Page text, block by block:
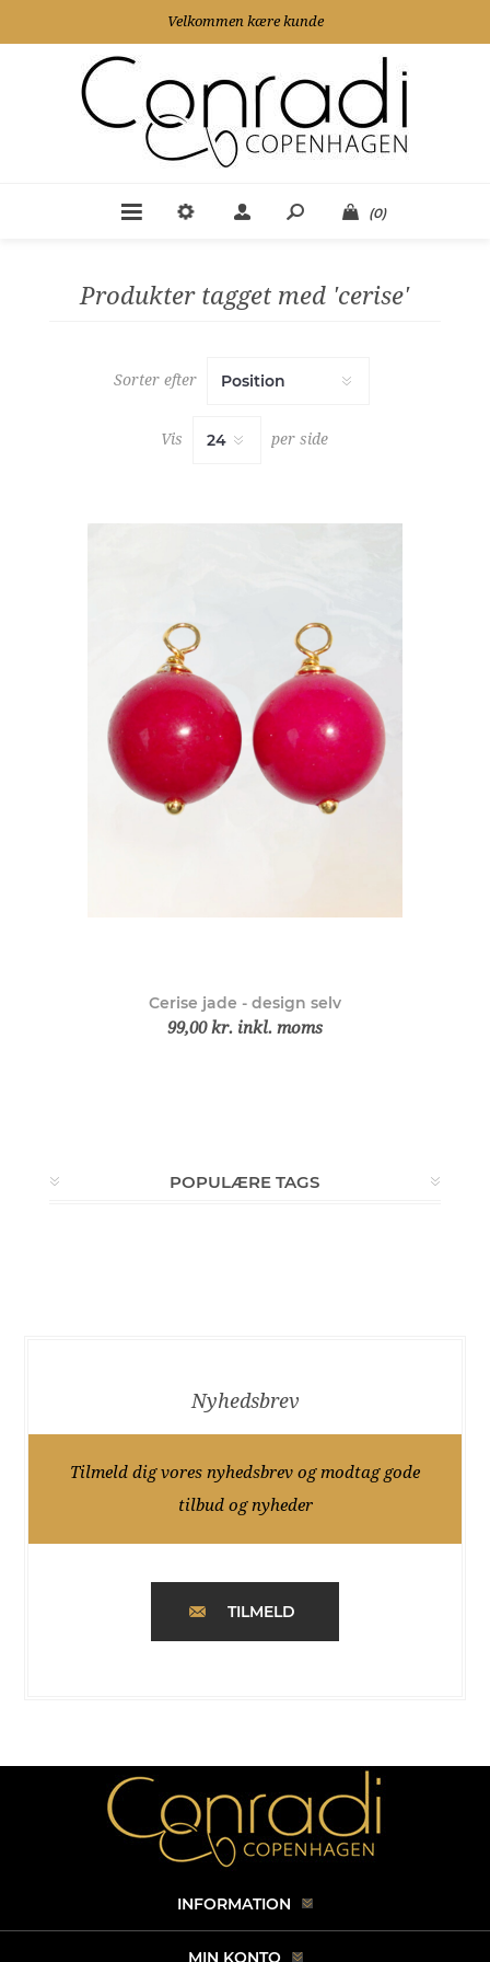
Velkommen kære kunde
(0)
Produkter tagget med 'cerise'
Sorter efter
Vis per side
Cerise jade - design selv
99,00 kr. inkl. moms
POPULÆRE TAGS
Nyhedsbrev
Tilmeld dig vores nyhedsbrev og modtag gode
tilbud og nyheder
TILMELD
INFORMATION
MIN KONTO